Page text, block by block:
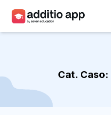
Recursos
Plans
Cat. Caso: